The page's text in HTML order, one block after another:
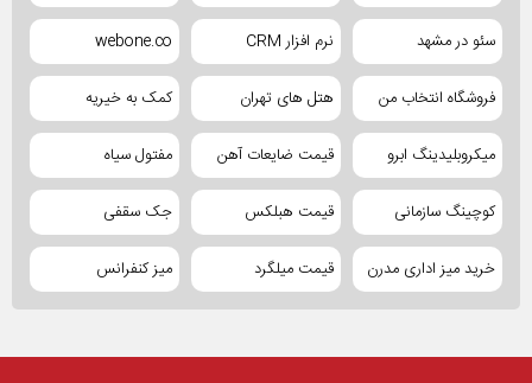
سئو در مشهد نرم افزار CRM webone.co
فروشگاه انتخاب من هتل های تهران کمک به خیریه
میکروبلیدینگ ابرو قیمت ضایعات آهن مفتول سیاه
کوچینگ سازمانی قیمت هبلکس جک سقفی
خرید میز اداری مدرن قیمت میلگرد میز کنفرانس